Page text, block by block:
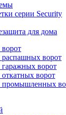
серии Security
для дома
распашных ворот
ворот
ворот
промышленных